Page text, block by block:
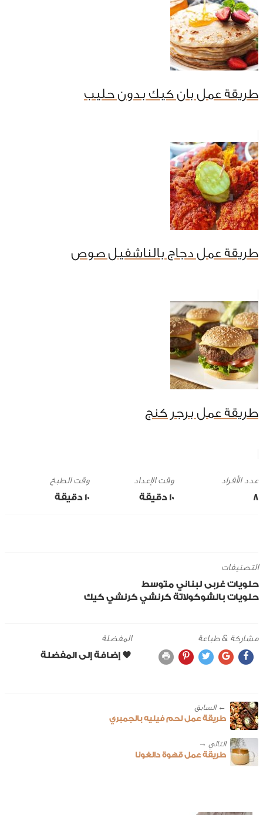
طريقة عمل بان كيك بدون حليب
طريقة عمل دجاج بالناشفيل صوص
طريقة عمل برجر كنج
8
وقت الإعداد
10 ‎دقيقة
وقت الطبخ
10 ‎دقيقة
التصنيفات
حلويات غربى لبناني متوسط
حلويات بالشوكولاتة كرنشي كرنشي كيك
مشاركة & طباعة المفضلة
← ‎السابق
طريقة عمل لحم فيليه بالجمبري
طريقة عمل قهوة دالغونا